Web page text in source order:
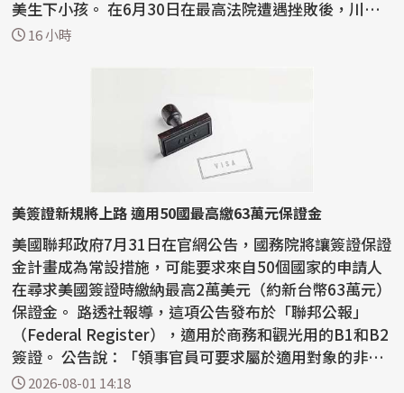
美生下小孩。 在6月30日在最高法院遭遇挫敗後，川普
已...16 小時
美簽證新規將上路 適用50國最高繳63萬元保證金
美國聯邦政府7月31日在官網公告，國務院將讓簽證保證
金計畫成為常設措施，可能要求來自50個國家的申請人
在尋求美國簽證時繳納最高2萬美元（約新台幣63萬元）
保證金。 路透社報導，這項公告發布於「聯邦公報」
（Federal Register），適用於商務和觀光用的B1和B2
簽證。 公告說：「領事官員可要求屬於適用對象的非移
民...2026-08-01 14:18